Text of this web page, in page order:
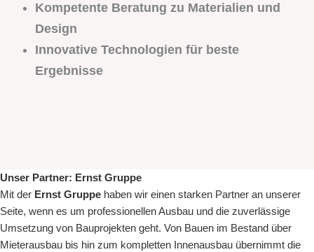
Kompetente Beratung zu Materialien und
Design
Innovative Technologien für beste
Ergebnisse
Unser Partner: Ernst Gruppe
Mit der Ernst Gruppe haben wir einen starken Partner an unserer
Seite, wenn es um professionellen Ausbau und die zuverlässige
Umsetzung von Bauprojekten geht. Von Bauen im Bestand über
Mieterausbau bis hin zum kompletten Innenausbau übernimmt die